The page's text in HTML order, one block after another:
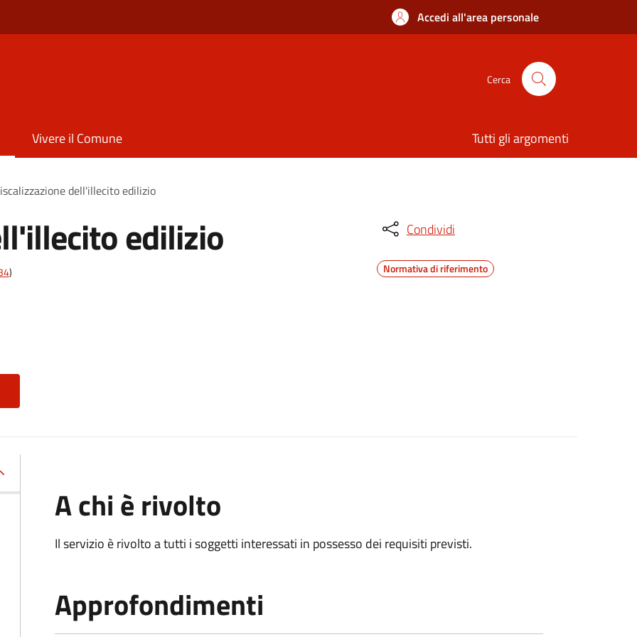
Accedi all'area personale
Cerca
Vivere il Comune Tutti gli argomenti
dell'illecito edilizio
edilizio
)
Condividi
Normativa di riferimento
A chi è rivolto
Il servizio è rivolto a tutti i soggetti interessati in possesso dei requisiti previsti.
Approfondimenti